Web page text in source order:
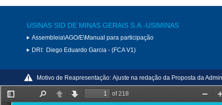
USINAS SID DE MINAS GERAIS S.A.-USIMINAS
Assembleia\AGO/E\Manual para participação
DRI: Diego Eduardo Garcia - (FCA V1)
Motivo de Reapresentação: Ajuste na redação da Proposta da